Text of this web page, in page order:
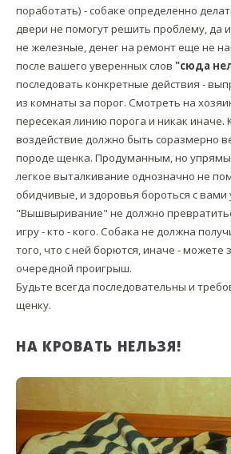
поработать) - собаке определенно
двери не помогут решить проблему, да
не железные, денег на ремонт еще не
после вашего уверенных слов "сюда
последовать конкретные действия -
из комнаты за порог. Смотреть на
пересекая линию порога и никак иначе.
воздействие должно быть соразмерно
породе щенка. Продуманным, но
легкое выталкивание однозначно не
обидчивые, и здоровья бороться с вами
"Вышвыривание" не должно
игру - кто - кого. Собака не должна
того, что с ней борются, иначе - можете
очередной проигрыш.
Будьте всегда последовательны и
щенку.
НА КРОВАТЬ НЕЛЬЗЯ!